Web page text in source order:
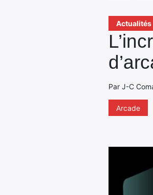
Actualités
Par J-C
Arcade